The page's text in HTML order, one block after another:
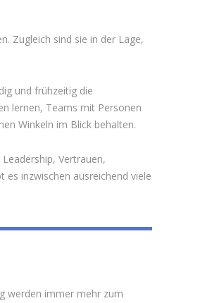
Zugleich sind sie in der Lage,
und frühzeitig die
lernen, Teams mit Personen
Winkeln im Blick behalten.
Vertrauen,
inzwischen ausreichend viele
werden immer mehr zum